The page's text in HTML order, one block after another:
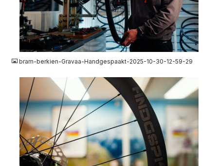
JPG
bram-berkien-Gravaa-Handgespaakt-2025-10-30-12-59-29